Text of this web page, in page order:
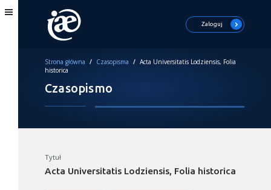
Zaloguj
Strona główna / Czasopisma / Acta Universitatis Lodziensis, Folia
historica
Czasopismo
Tytuł
Acta Universitatis Lodziensis, Folia historica